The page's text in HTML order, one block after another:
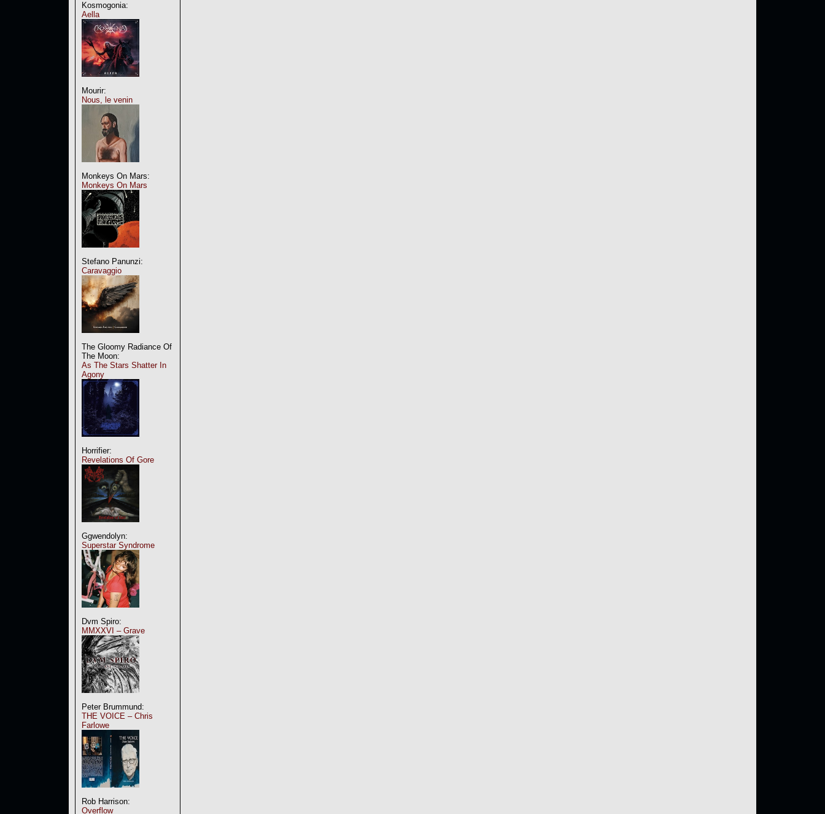
Kosmogonia:
Aella
Mourir:
Nous, le venin
Monkeys On Mars:
Monkeys On Mars
Stefano Panunzi:
Caravaggio
The Gloomy Radiance Of
The Moon:
As The Stars Shatter In
Agony
Horrifier:
Revelations Of Gore
Ggwendolyn:
Superstar Syndrome
Dvm Spiro:
MMXXVI – Grave
Peter Brummund:
THE VOICE – Chris
Farlowe
Rob Harrison:
Overflow